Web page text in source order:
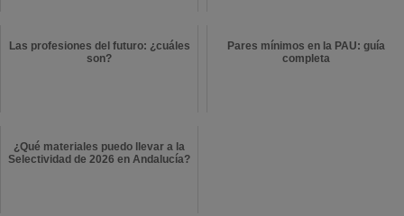
Las profesiones del futuro: ¿cuáles
son?
Pares mínimos en la PAU: guía
completa
¿Qué materiales puedo llevar a la
Selectividad de 2026 en Andalucía?